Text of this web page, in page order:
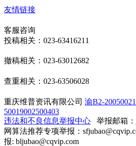
友情链接
客服咨询
投稿相关：023-63416211
撤稿相关：023-63012682
查重相关：023-63506028
重庆维普资讯有限公司 渝B2-
50019002500403
违法和不良信息举报中心 举报邮箱：
网算法推荐专项举报：
报: bljubao@cqvip.com